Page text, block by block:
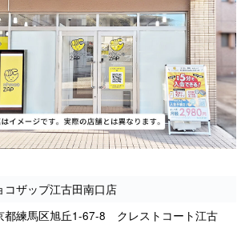
コザップ江古田南口店
都練馬区旭丘1-67-8 クレストコート江古